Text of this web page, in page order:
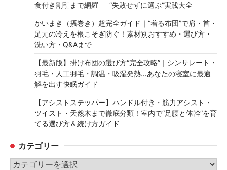
食付き割引まで網羅 ― “失敗せずに選ぶ”実践大全
かいまき（掻巻き）超完全ガイド｜“着る布団”で肩・首・
足元の冷えを根こそぎ防ぐ！素材別おすすめ・選び方・
洗い方・Q&Aまで
【最新版】掛け布団の選び方“完全攻略”｜シンサレート・
羽毛・人工羽毛・調温・吸湿発熱…あなたの寝室に最適
解を出す快眠ガイド
【アシストステッパー】ハンドル付き・筋力アシスト・
ツイスト・天然木まで徹底分類！室内で“足腰と体幹”を育
てる選び方＆続け方ガイド
カテゴリー
カ